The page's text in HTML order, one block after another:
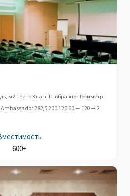
м2 Театр Класс П-образно Периметр
282,5 200 120 60 — 120 — 2
600+